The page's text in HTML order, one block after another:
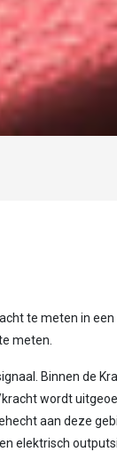
te meten in een
meten.
Binnen de
wordt
aan deze
elektrisch